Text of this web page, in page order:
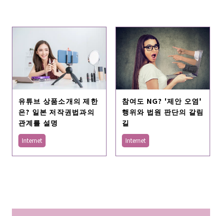
유튜브 상품소개의 제한
은? 일본 저작권법과의
관계를 설명
Internet
참여도 NG? '제안 오염'
행위와 법원 판단의 갈림
길
Internet